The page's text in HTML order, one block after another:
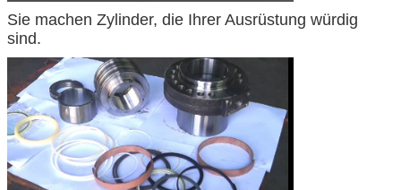
Sie machen Zylinder, die Ihrer Ausrüstung würdig
sind.